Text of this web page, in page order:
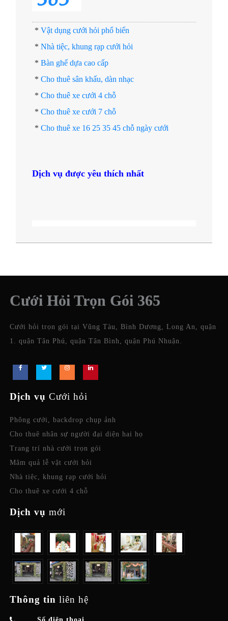
* Vật dụng cưới hỏi phổ biến
* Nhà tiệc, khung rạp cưới hỏi
* Bàn ghế dựa cao cấp
* Cho thuê sân khấu, dàn nhạc
* Cho thuê xe cưới 4 chỗ
* Cho thuê xe cưới 7 chỗ
* Cho thuê xe 16 25 35 45 chỗ ngày cưới
Dịch vụ được yêu thích nhất
Cưới Hỏi Trọn Gói 365
Cưới hỏi trọn gói tại Vũng Tàu, Bình Dương, Long An, quận
1. quận Tân Phú, quận Tân Bình, quận Phú Nhuận.
Dịch vụCưới hỏi
Phông cưới, backdrop chụp ảnh
Cho thuê nhân sự người đại diện hai họ
Trang trí nhà cưới trọn gói
Mâm quả lễ vật cưới hỏi
Nhà tiệc, khung rạp cưới hỏi
Cho thuê xe cưới 4 chỗ
Dịch vụmới
Thông tinliên hệ